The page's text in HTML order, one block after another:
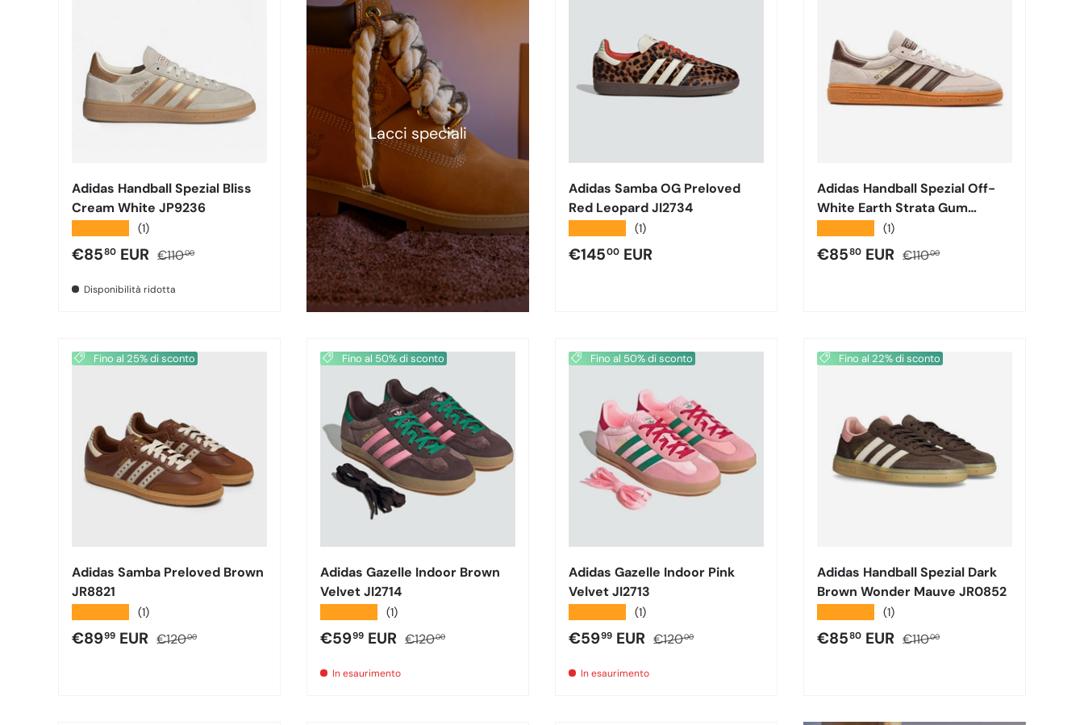
Adidas Handball Spezial Bliss
Cream White JP9236
(1)
Prezzo di vendita
€8580 EUR Prezzo normale
€11000
Disponibilità ridotta
Lacci speciali
Adidas Samba OG Preloved
Red Leopard JI2734
(1)
Prezzo normale
€14500 EUR
Adidas Handball Spezial Off-
White Earth Strata Gum
(1)
Prezzo di vendita
€8580 EUR Prezzo normale
€11000
Fino al 25% di sconto
Adidas Samba Preloved Brown
JR8821
(1)
Prezzo di vendita
€8999 EUR Prezzo normale
€12000
Fino al 50% di sconto
Adidas Gazelle Indoor Brown
Velvet JI2714
(1)
Prezzo di vendita
€5999 EUR Prezzo normale
€12000
In esaurimento
Fino al 50% di sconto
Adidas Gazelle Indoor Pink
Velvet JI2713
(1)
Prezzo di vendita
€5999 EUR Prezzo normale
€12000
In esaurimento
Fino al 22% di sconto
Adidas Handball Spezial Dark
Brown Wonder Mauve JR0852
(1)
Prezzo di vendita
€8580 EUR Prezzo normale
€11000